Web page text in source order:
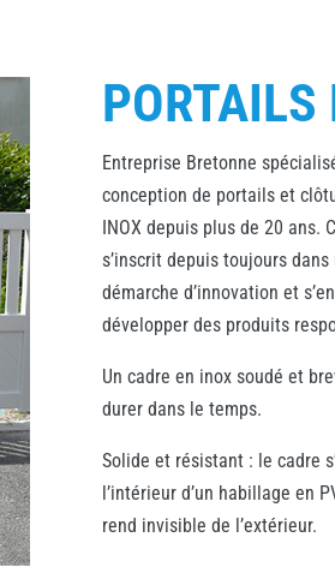
PORTAILS
Entreprise Bretonne
conception de portails et
INOX depuis plus de 20 ans.
s’inscrit depuis toujours dans
démarche d’innovation et
développer des produits
Un cadre en inox soudé et
durer dans le temps.
Solide et résistant : le cadre
l’intérieur d’un habillage en
rend invisible de l’extérieur.